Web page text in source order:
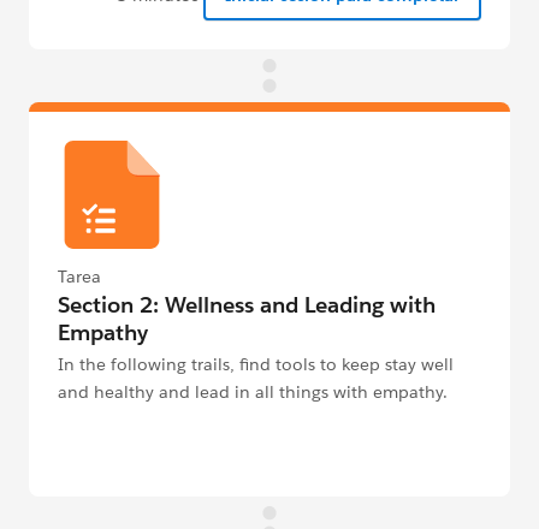
Tarea
Section 2: Wellness and Leading with
Empathy
In the following trails, find tools to keep stay well
and healthy and lead in all things with empathy.